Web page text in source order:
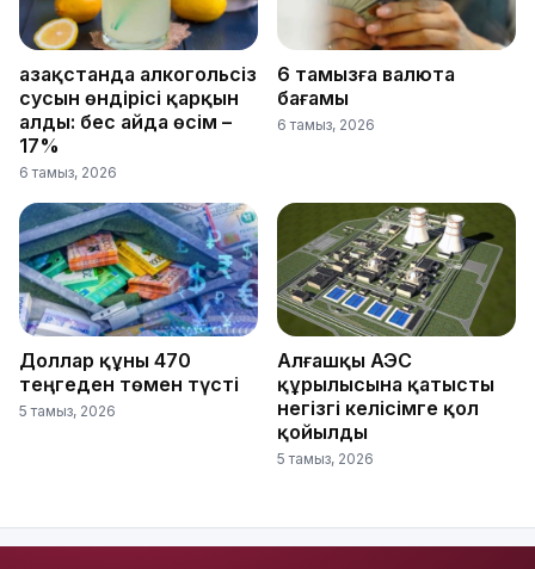
Қазақстанда алкогольсіз
сусын өндірісі қарқын
алды: бес айда өсім –
17%
6 тамыз, 2026
6 тамызға валюта
бағамы
6 тамыз, 2026
Доллар құны 470
теңгеден төмен түсті
5 тамыз, 2026
Алғашқы АЭС
құрылысына қатысты
негізгі келісімге қол
қойылды
5 тамыз, 2026